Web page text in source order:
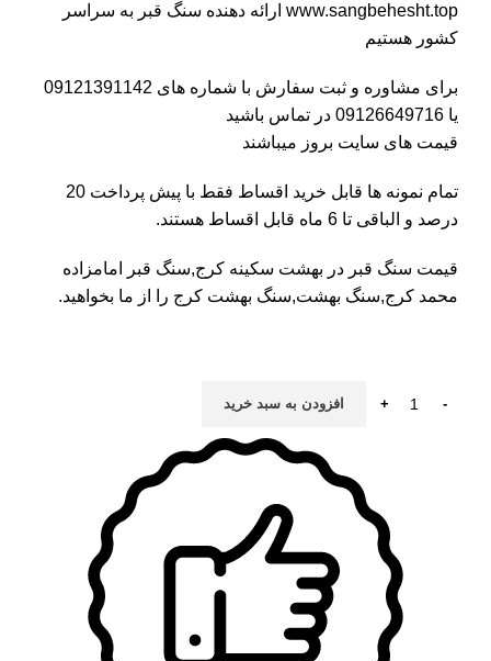
www.sangbehesht.top ارائه دهنده سنگ قبر به سراسر
کشور هستیم
برای مشاوره و ثبت سفارش با شماره های 09121391142
یا 09126649716 در تماس باشید
قیمت های سایت بروز میباشند
تمام نمونه ها قابل خرید اقساط فقط با پیش پرداخت 20
درصد و الباقی تا 6 ماه قابل اقساط هستند.
قیمت سنگ قبر در بهشت سکینه کرج,سنگ قبر امامزاده
محمد کرج,سنگ بهشت,سنگ بهشت کرج را از ما بخواهید.
افزودن به سبد خرید